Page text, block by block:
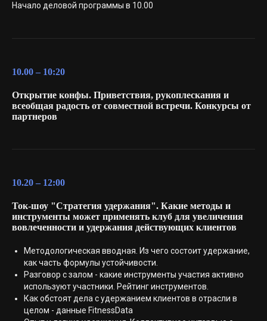
Начало деловой программы в 10.00
10.00 – 10:20
Открытие конфы. Приветствия, рукоплескания и
всеобщая радость от совместной встречи. Конкурсы от
партнеров
10.20 – 12:00
Ток-шоу "Стратегия удержания". Какие методы и
инструменты может применять клуб для увеличения
вовлеченности и удержания действующих клиентов
Методологическая вводная. Из чего состоит удержание,
как часть формулы устойчивости.
Разговор с залом - какие инструменты участия активно
используют участники. Рейтинг инструментов.
Как обстоят дела с удержанием клиентов в отрасли в
целом - данные FitnessData